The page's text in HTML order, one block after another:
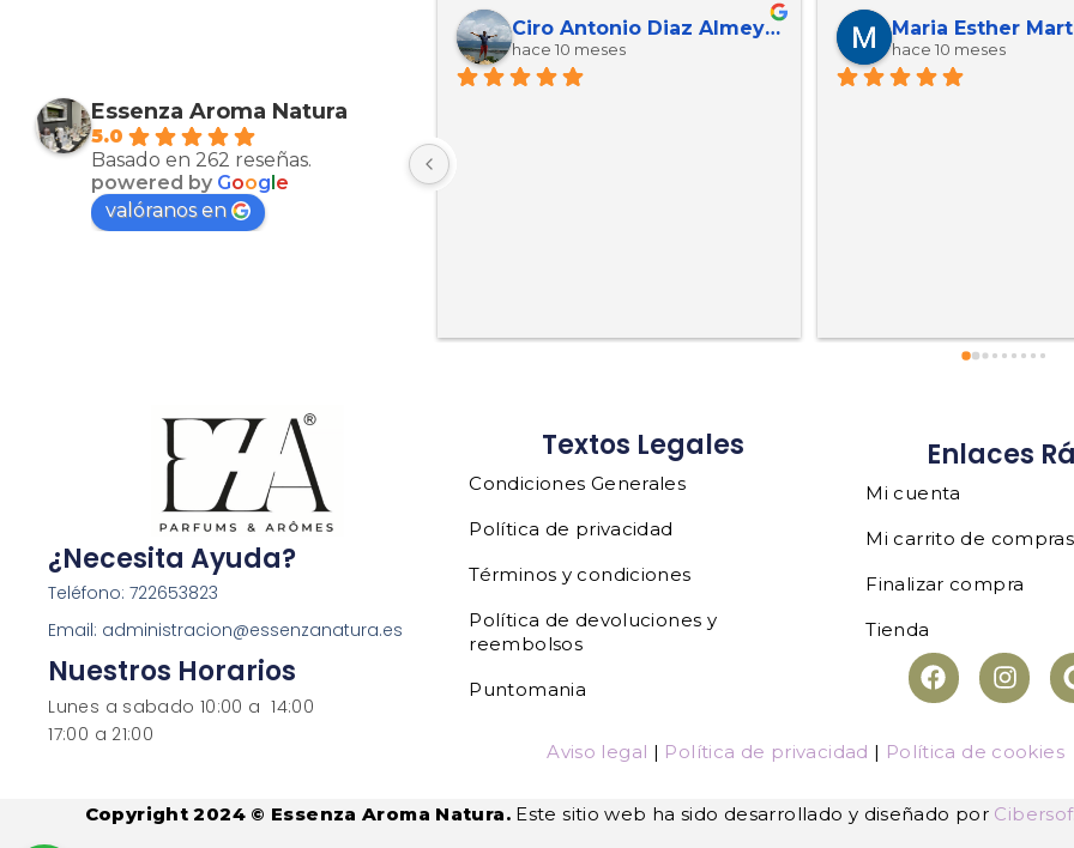
Essenza Aroma Natura
5.0
Basado en 262 reseñas.
powered by Google
valóranos en
Muy bien productos
Therorpro 092
hace 11 meses
Jose Reverte
hace 11 meses
¿Necesita Ayuda?
Teléfono: 722653823
Email: administracion@essenzanatura.es
Nuestros Horarios
Lunes a sabado 10:00 a 14:00
17:00 a 21:00
Textos Legales
Condiciones Generales
Política de privacidad
Términos y condiciones
Política de devoluciones y
reembolsos
Puntomania
Enlaces
Mi cuenta
Mi carrito de compras
Finalizar compra
Tienda
Aviso legal | Política de privacidad | Política de cookies
Copyright 2024 © Essenza Aroma Natura.Este sitio web ha sido desarrollado y diseñado por